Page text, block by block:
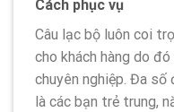
Cách phục vụ
Câu lạc bộ luôn coi
cho khách hàng do
chuyên nghiệp. Đa số
là các bạn trẻ trung,